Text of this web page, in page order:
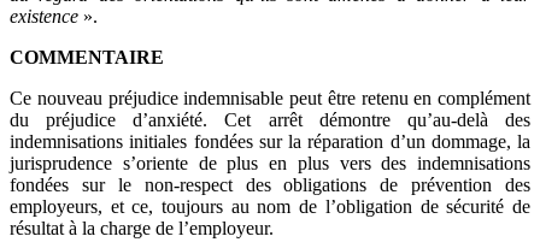
existence ».
COMMENTAIRE
Ce nouveau préjudice indemnisable peut être retenu en complément
du préjudice d’anxiété. Cet arrêt démontre qu’au-delà des
indemnisations initiales fondées sur la réparation d’un dommage, la
jurisprudence s’oriente de plus en plus vers des indemnisations
fondées sur le non-respect des obligations de prévention des
employeurs, et ce, toujours au nom de l’obligation de sécurité de
résultat à la charge de l’employeur.